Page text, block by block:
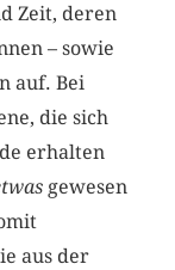
Zeit, deren
– sowie
auf. Bei
die sich
erhalten
gewesen
aus der